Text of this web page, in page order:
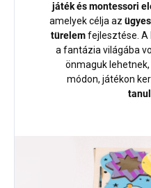
játék és montessori
amelyek célja az
türelemfejlesztése. A
a fantázia világába
önmaguk
módon, játékon